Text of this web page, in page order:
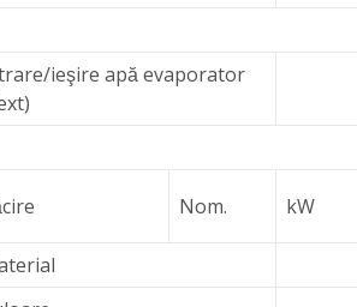
ieşire apă evaporator
Nom. kW